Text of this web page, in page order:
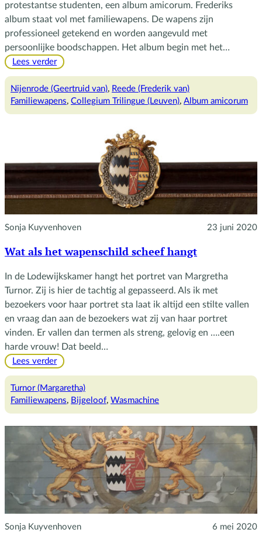
protestantse studenten, een album amicorum. Frederiks
album staat vol met familiewapens. De wapens zijn
professioneel getekend en worden aangevuld met
persoonlijke boodschappen. Het album begin met het…
Lees verder:
Amicorum
Frederik
Nijenrode (Geertruid van), Reede (Frederik van)
Familiewapens, Collegium Trilingue (Leuven), Album amicorum
Sonja Kuyvenhoven 23 juni 2020
Wat als het wapenschild scheef hangt
In de Lodewijkskamer hangt het portret van Margretha
Turnor. Zij is hier de tachtig al gepasseerd. Als ik met
bezoekers voor haar portret sta laat ik altijd een stilte vallen
en vraag dan aan de bezoekers wat zij van haar portret
vinden. Er vallen dan termen als streng, gelovig en ….een
harde vrouw! Dat beeld…
Lees verder:
als
het
hangt
Turnor (Margaretha)
Familiewapens, Bijgeloof, Wasmachine
Sonja Kuyvenhoven 6 mei 2020